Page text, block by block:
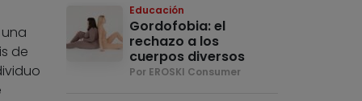
de
Educación
Gordofobia: el
rechazo a los
cuerpos diversos
Por EROSKI Consumer